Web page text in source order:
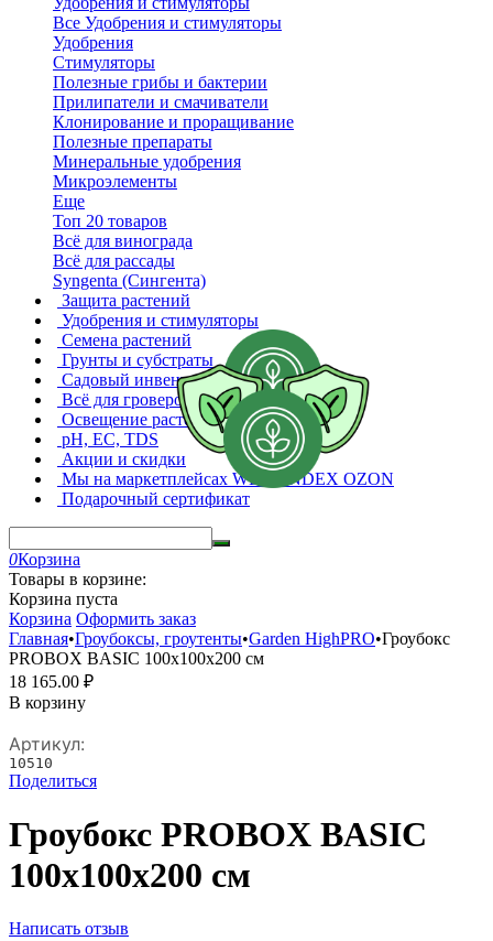
Все Удобрения и стимуляторы
Удобрения
Стимуляторы
Полезные грибы и бактерии
Прилипатели и смачиватели
Клонирование и проращивание
Полезные препараты
Минеральные удобрения
Микроэлементы
Еще
Топ 20 товаров
Всё для винограда
Всё для рассады
Syngenta (Сингента)
Защита растений
Удобрения и стимуляторы
Семена растений
Грунты и субстраты
Садовый инвентарь
Всё для гроверов
Освещение растений
pH, EC, TDS
Акции и скидки
Мы на маркетплейсах WB YANDEX OZON
Подарочный сертификат
0Корзина
Товары в корзине:
Корзина пуста
Корзина Оформить заказ
Главная•Гроубоксы, гроутенты•Garden HighPRO•Гроубокс
PROBOX BASIC 100х100х200 см
18 165.00 ₽
В корзину
Артикул:
10510
Поделиться
Гроубокс PROBOX BASIC
100х100х200 см
Написать отзыв